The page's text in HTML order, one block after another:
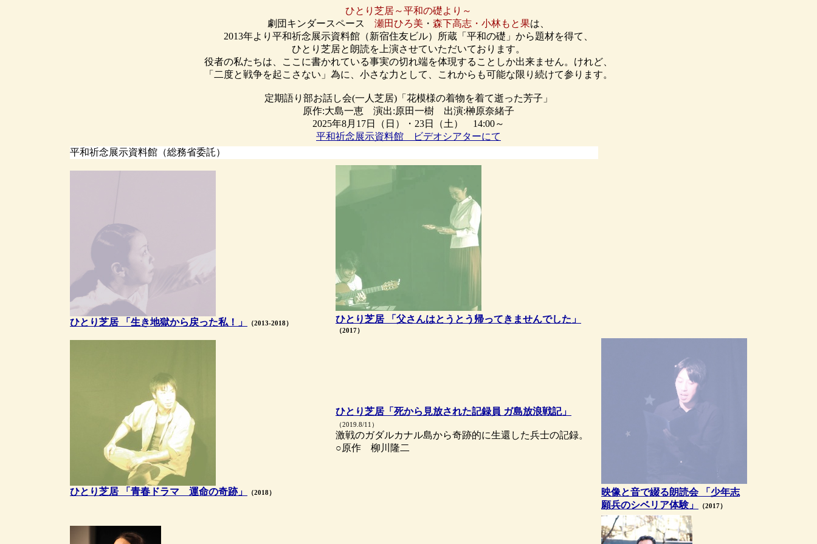
ひとり芝居～平和の礎より～
劇団キンダースペース 瀬田ひろ美 ・ 森下高志・小林もと果は、
2013年より平和祈念展示資料館（新宿住友ビル）所蔵「平和の礎」から題材を得て、
ひとり芝居と朗読を上演させていただいております。
役者の私たちは、ここに書かれている事実の切れ端を体現することしか出来ません。けれど、
「二度と戦争を起こさない」為に、小さな力として、これからも可能な限り続けて参ります。
定期語り部お話し会(一人芝居)「花模様の着物を着て逝った芳子」
原作:大島一恵 演出:原田一樹 出演:榊原奈緒子
2025年8月17日（日）・23日（土） 14:00～
平和祈念展示資料館 ビデオシアターにて
平和祈念展示資料館（総務省委託）
ひとり芝居 「生き地獄から戻った私！」 （2013-2018） ひとり芝居 「父さんはとうとう帰ってきませんでした」
（2017）
ひとり芝居 「青春ドラマ 運命の奇跡」 （2018）
ひとり芝居「死から見放された記録員 ガ島放浪戦記」
（2019.8/11）
激戦のガダルカナル島から奇跡的に生還した兵士の記録。
○原作 柳川隆二
映像と音で綴る朗読会 「少年志
願兵のシベリア体験」
（2017）